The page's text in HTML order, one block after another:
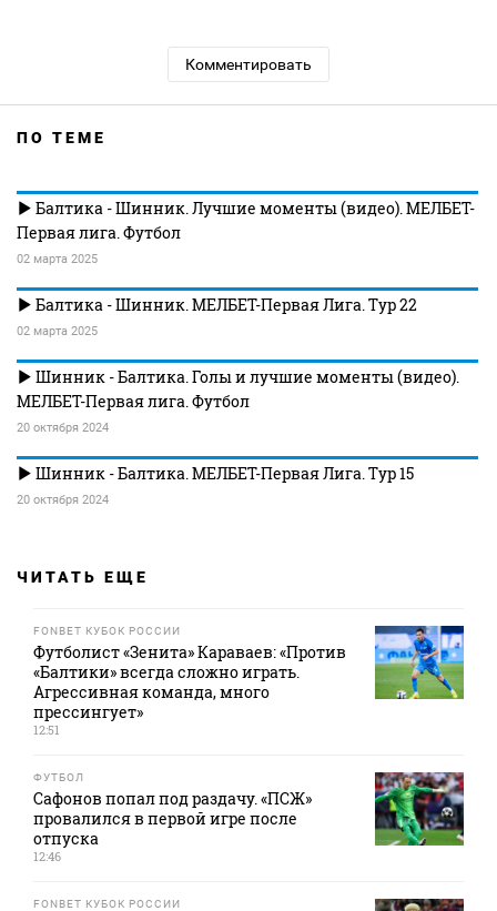
Комментировать
ПО ТЕМЕ
Балтика - Шинник. Лучшие моменты (видео). МЕЛБЕТ-
Первая лига. Футбол
02 марта 2025
Балтика - Шинник. МЕЛБЕТ-Первая Лига. Тур 22
02 марта 2025
Шинник - Балтика. Голы и лучшие моменты (видео).
МЕЛБЕТ-Первая лига. Футбол
20 октября 2024
Шинник - Балтика. МЕЛБЕТ-Первая Лига. Тур 15
20 октября 2024
ЧИТАТЬ ЕЩЕ
FONBET КУБОК РОССИИ
Футболист «Зенита» Караваев: «Против
«Балтики» всегда сложно играть.
Агрессивная команда, много
прессингует»
12:51
ФУТБОЛ
Сафонов попал под раздачу. «ПСЖ»
провалился в первой игре после
отпуска
12:46
FONBET КУБОК РОССИИ